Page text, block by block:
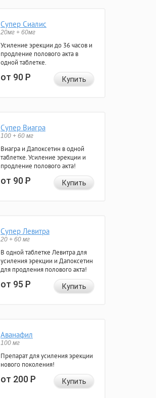
Супер Сиалис
20мг + 60мг
Усиление эрекции до 36 часов и
продление полового акта в
одной таблетке.
от 90Р Купить
Супер Виагра
100 + 60 мг
Виагра и Дапоксетин в одной
таблетке. Усиление эрекции и
продление полового акта!
от 90Р Купить
Супер Левитра
20 + 60 мг
В одной таблетке Левитра для
усиления эрекции и Дапоксетин
для продления полового акта!
от 95Р Купить
Аванафил
100 мг
Препарат для усиления эрекции
нового поколения!
от 200Р Купить